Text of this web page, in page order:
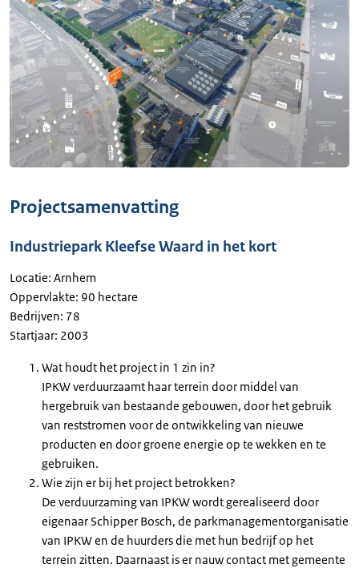
Projectsamenvatting
Industriepark Kleefse Waard in het kort
Locatie: Arnhem
Oppervlakte: 90 hectare
Bedrijven: 78
Startjaar: 2003
Wat houdt het project in 1 zin in?
IPKW verduurzaamt haar terrein door middel van
hergebruik van bestaande gebouwen, door het gebruik
van reststromen voor de ontwikkeling van nieuwe
producten en door groene energie op te wekken en te
gebruiken.
Wie zijn er bij het project betrokken?
De verduurzaming van IPKW wordt gerealiseerd door
eigenaar Schipper Bosch, de parkmanagementorganisatie
van IPKW en de huurders die met hun bedrijf op het
terrein zitten. Daarnaast is er nauw contact met gemeente